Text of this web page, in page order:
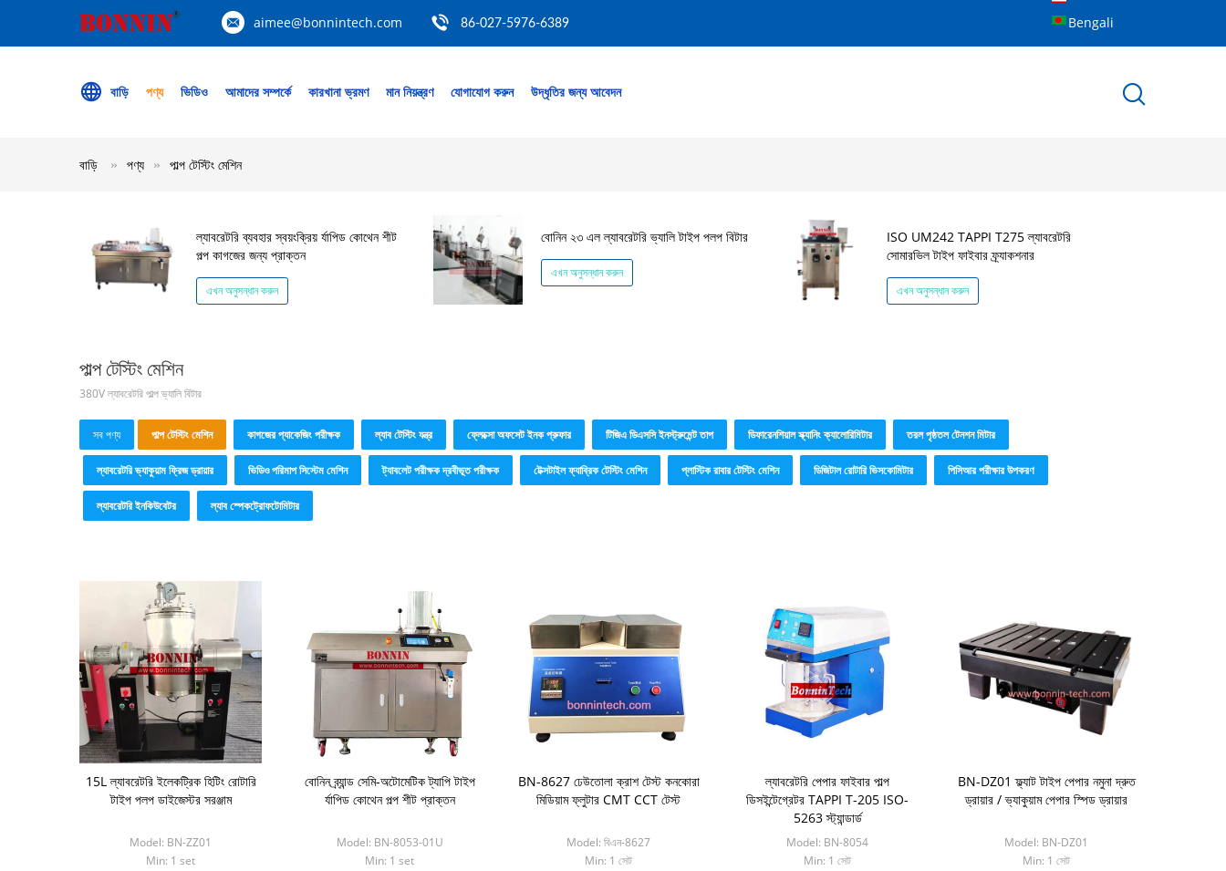
aimee@bonnintech.com 86-027-5976-6389 Bengali
বাড়ি পণ্য ভিডিও আমাদের সম্পর্কে কারখানা ভ্রমণ মান নিয়ন্ত্রণ যোগাযোগ করুন উদ্ধৃতির জন্য আবেদন
বাড়ি পণ্য পাল্প টেস্টিং মেশিন
ল্যাবরেটরি ব্যবহার স্বয়ংক্রিয় র্যাপিড কোথেন শীট
পল্প কাগজের জন্য প্রাক্তন
এখন অনুসন্ধান করুন
বোনিন ২৩ এল ল্যাবরেটরি ভ্যালি টাইপ পলপ বিটার
এখন অনুসন্ধান করুন
ISO UM242 TAPPI T275 ল্যাবরেটরি
সোমারভিল টাইপ ফাইবার ফ্র্যাকশনার
এখন অনুসন্ধান করুন
পাল্প টেস্টিং মেশিন
380V ল্যাবরেটরি পাল্প ভ্যালি বিটার
সব পণ্য পাল্প টেস্টিং মেশিন কাগজের প্যাকেজিং পরীক্ষক ল্যাব টেস্টিং যন্ত্র ফ্লেক্সো অফসেট ইনক প্রুফার টিজিএ ডিএসসি ইনস্ট্রুমেন্ট তাপ ডিফারেনশিয়াল স্ক্যানিং ক্যালোরিমিটার তরল পৃষ্ঠতল টেনশন মিটার
ল্যাবরেটরি ভ্যাকুয়াম ফ্রিজ ড্রায়ার ভিডিও পরিমাপ সিস্টেম মেশিন ট্যাবলেট পরীক্ষক দ্রবীভূত পরীক্ষক টেক্সটাইল ফ্যাব্রিক টেস্টিং মেশিন প্লাস্টিক রাবার টেস্টিং মেশিন ডিজিটাল রোটারি ভিসকোমিটার পিসিআর পরীক্ষার উপকরণ
ল্যাবরেটরি ইনকিউবেটর ল্যাব স্পেকট্রোফটোমিটার
15L ল্যাবরেটরি ইলেকট্রিক হিটিং রোটারি
টাইপ পলপ ডাইজেস্টর সরঞ্জাম
Model: BN-ZZ01
Min: 1 set
বোনিন ব্র্যান্ড সেমি-অটোমেটিক ট্যাপি টাইপ
র্যাপিড কোথেন পল্প শীট প্রাক্তন
Model: BN-8053-01U
Min: 1 set
BN-8627 ঢেউতোলা ক্রাশ টেস্ট কনকোরা
মিডিয়াম ফ্লুটার CMT CCT টেস্ট
Model: বিএন-8627
Min: 1 সেট
ল্যাবরেটরি পেপার ফাইবার পাল্প
ডিসইন্টেগ্রেটর TAPPI T-205 ISO-
5263 স্ট্যান্ডার্ড
Model: BN-8054
Min: 1 সেট
BN-DZ01 ফ্ল্যাট টাইপ পেপার নমুনা দ্রুত
ড্রায়ার / ভ্যাকুয়াম পেপার স্পিড ড্রায়ার
Model: BN-DZ01
Min: 1 সেট